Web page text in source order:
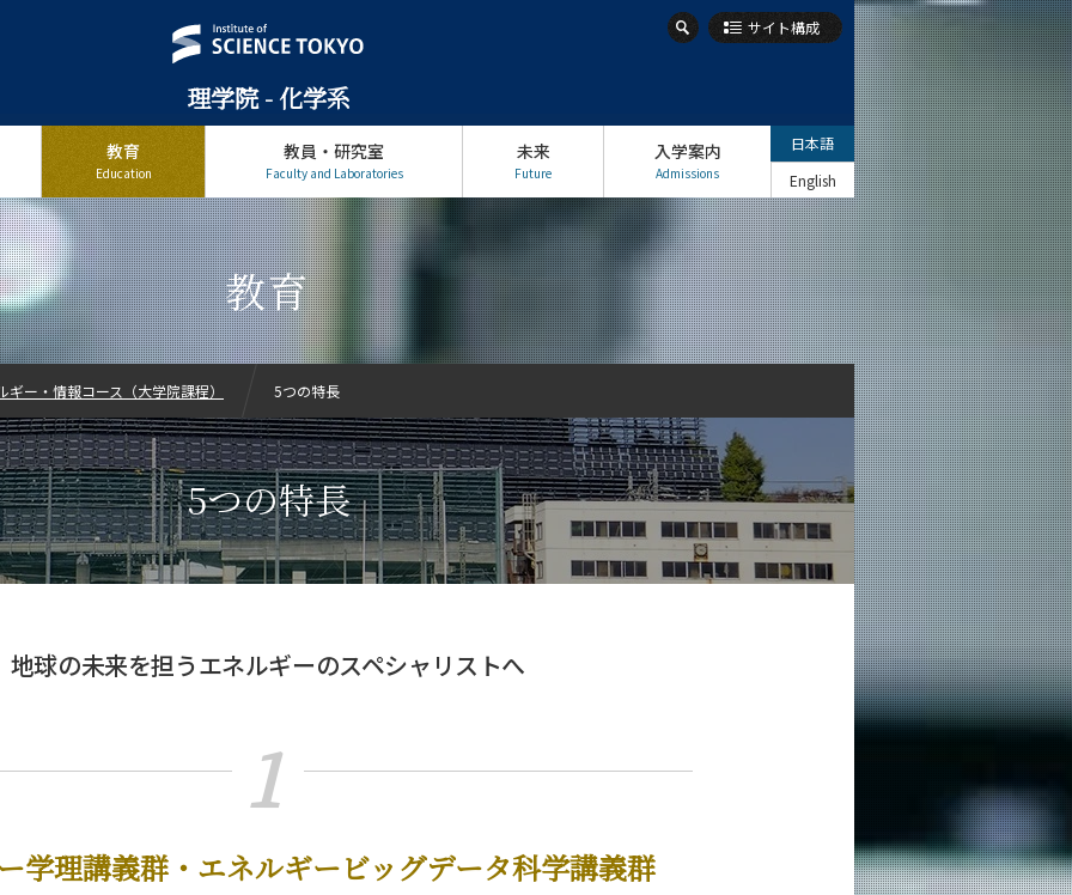
理学院 - 化学系
サイト構成
教育
Education
教員・研究室
Faculty and Laboratories
未来
Future
入学案内
Admissions
日本語
English
教育
5つの特長
地球の未来を担うエネルギーのスペシャリストへ
1
学理講義群・エネルギービッグデータ科学講義群
ギー・情報コース（大学院課程） 5つの特長